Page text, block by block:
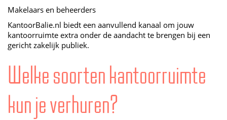
Makelaars en beheerders
KantoorBalie.nl biedt een aanvullend kanaal om jouw
kantoorruimte extra onder de aandacht te brengen bij een
gericht zakelijk publiek.
Welke soorten kantoorruimte
kun je verhuren?